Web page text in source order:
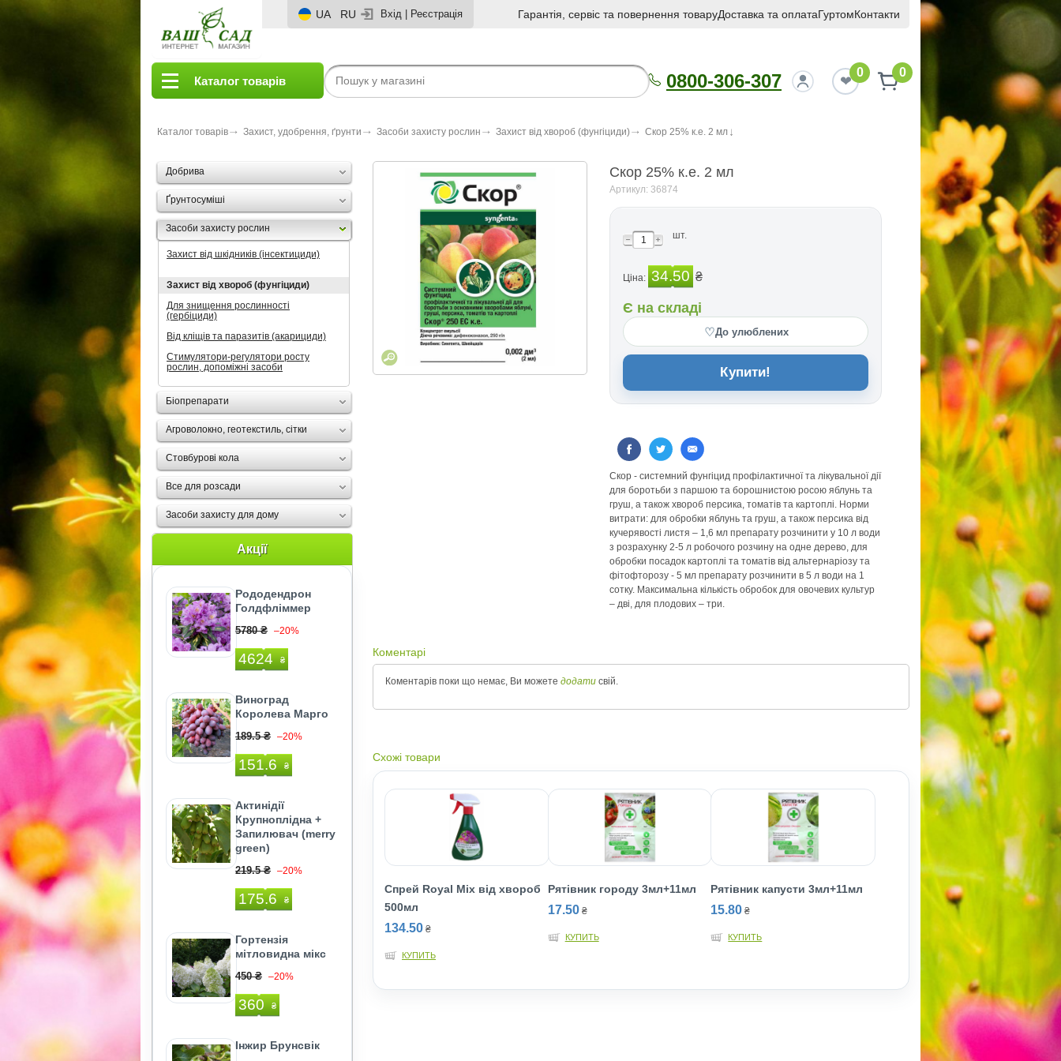
UA RU Вхід Реєстрація Гарантія, сервіс та повернення товаруДоставка та оплатаГуртомКонтакти
Каталог товарів 0800-306-307 0 0
Каталог товарів Захист, удобрення, ґрунти Засоби захисту рослин Захист від хвороб (фунгіциди) Скор 25% к.е. 2 мл
Добрива
Ґрунтосуміші
Засоби захисту рослин
Захист від шкідників (інсектициди)
Захист від хвороб (фунгіциди)
Для знищення рослинності
(гербіциди)
Від кліщів та паразитів (акарициди)
Стимулятори-регулятори росту
рослин, допоміжні засоби
Біопрепарати
Агроволокно, геотекстиль, сітки
Стовбурові кола
Все для розсади
Засоби захисту для дому
Акції
Рододендрон
Голдфліммер
5780 ₴ –20%
4624 ₴
Виноград
Королева Марго
189.5 ₴ –20%
151.6 ₴
Актинідії
Крупноплідна +
Запилювач (merry
green)
219.5 ₴ –20%
175.6 ₴
Гортензія
мітловидна мікс
450 ₴ –20%
360 ₴
Інжир Брунсвік
Скор 25% к.е. 2 мл
Артикул: 36874
шт.
Ціна: 34.50 ₴
Є на складі
♡До улюблених
Купити!
Скор - системний фунгіцид профілактичної та лікувальної дії
для боротьби з паршою та борошнистою росою яблунь та
груш, а також хвороб персика, томатів та картоплі. Норми
витрати: для обробки яблунь та груш, а також персика від
кучерявості листя – 1,6 мл препарату розчинити у 10 л води
з розрахунку 2-5 л робочого розчину на одне дерево, для
обробки посадок картоплі та томатів від альтернаріозу та
фітофторозу - 5 мл препарату розчинити в 5 л води на 1
сотку. Максимальна кількість обробок для овочевих культур
– дві, для плодових – три.
Коментарі
Коментарів поки що немає, Ви можете додати свій.
Схожі товари
Спрей Royal Mix від хвороб
500мл
134.50 ₴
КУПИТЬ
Рятiвник городу 3мл+11мл
17.50 ₴
КУПИТЬ
Рятiвник капусти 3мл+11мл
15.80 ₴
КУПИТЬ